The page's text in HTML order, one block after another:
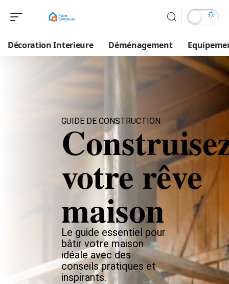
Décoration Interieure Déménagement
GUIDE DE CONSTRUCTION
votre rêve
maison
Le guide essentiel pour
bâtir votre maison
idéale avec des
conseils pratiques et
inspirants.